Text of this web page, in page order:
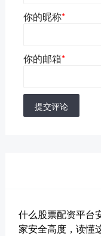
你的昵称*
你的邮箱*
提交评论
什么股票配资平台
家安全高度，读懂